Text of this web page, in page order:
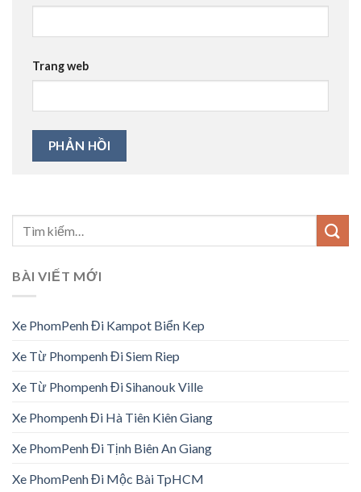
Trang web
BÀI VIẾT MỚI
Xe PhomPenh Đi Kampot Biển Kep
Xe Từ Phompenh Đi Siem Riep
Xe Từ Phompenh Đi Sihanouk Ville
Xe Phompenh Đi Hà Tiên Kiên Giang
Xe PhomPenh Đi Tịnh Biên An Giang
Xe PhomPenh Đi Mộc Bài TpHCM